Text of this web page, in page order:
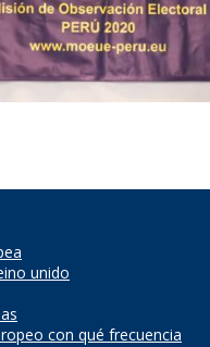
unido
con qué frecuencia